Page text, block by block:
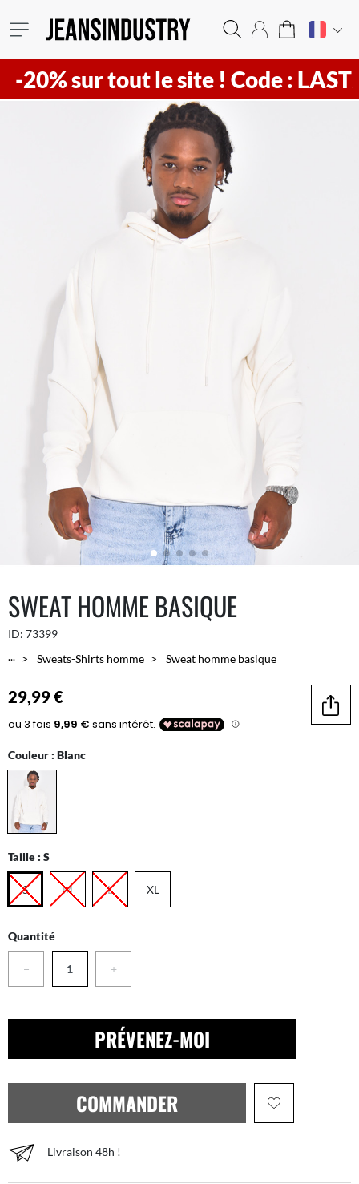
sur tout le site !Code : LAST20 !
SWEAT HOMME BASIQUE
ID: 73399
...
Sweats-Shirts homme Sweat homme basique
29,99 €
Couleur : Blanc
Taille : S
S M L XL
Quantité
− +
PRÉVENEZ-MOI
COMMANDER
Livraison 48h !